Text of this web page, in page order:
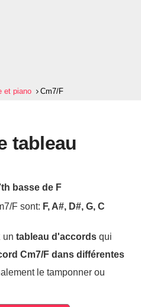
et piano Cm7/F
tableau
basse de F
F sont: F, A#, D#, G, C
un tableau d'accordsqui
Cm7/Fdans différentes
le tamponner ou